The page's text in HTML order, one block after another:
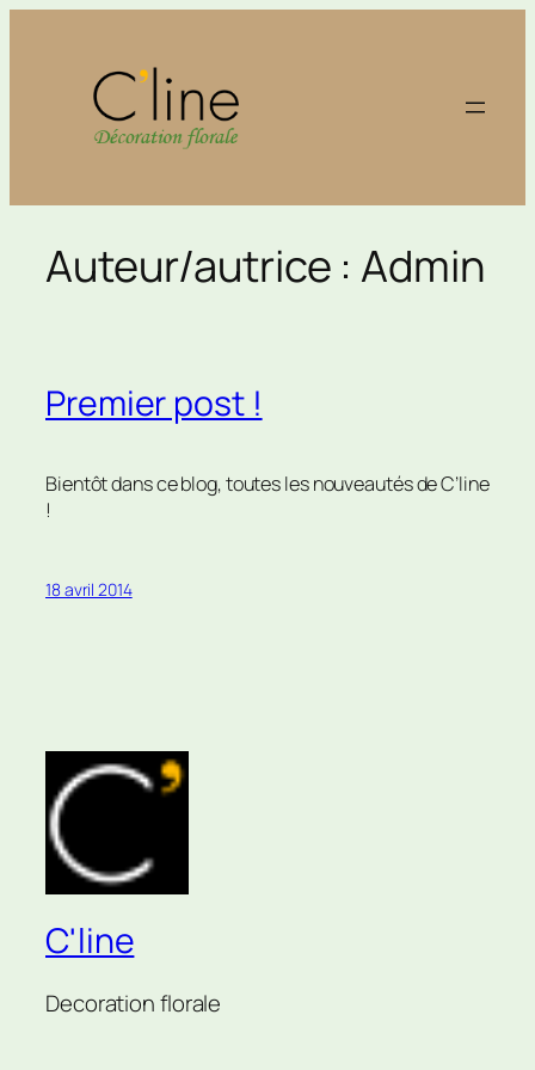
contenu
Auteur/autrice :Admin
Premier post !
Bientôt dans ce blog, toutes les nouveautés de C’line
!
18 avril 2014
C'line
Decoration florale